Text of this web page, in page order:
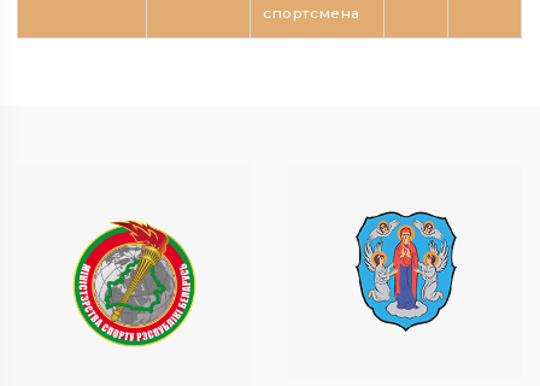
спортсмена